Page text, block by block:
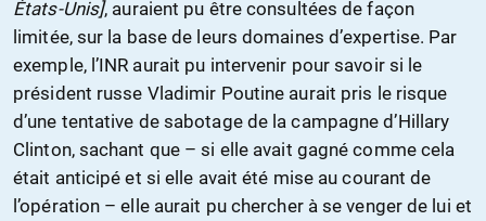
États-Unis], auraient pu être consultées de façon
limitée, sur la base de leurs domaines d’expertise. Par
exemple, l’INR aurait pu intervenir pour savoir si le
président russe Vladimir Poutine aurait pris le risque
d’une tentative de sabotage de la campagne d’Hillary
Clinton, sachant que – si elle avait gagné comme cela
était anticipé et si elle avait été mise au courant de
l’opération – elle aurait pu chercher à se venger de lui et